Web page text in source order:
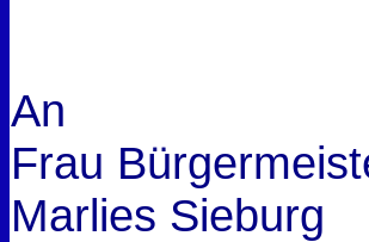
An
Frau
Marlies Sieburg